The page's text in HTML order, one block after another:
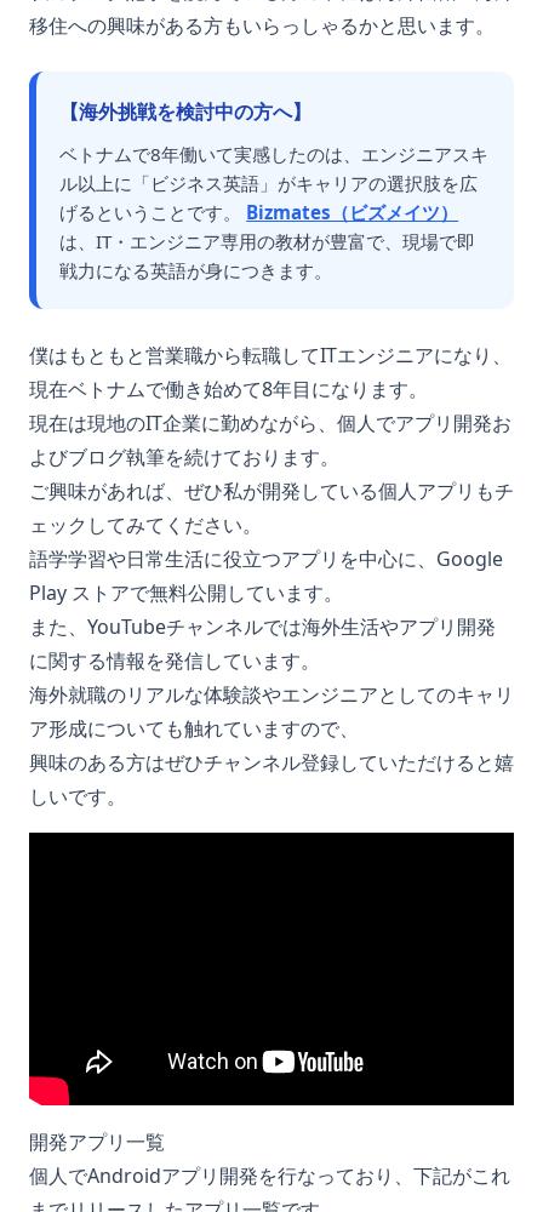
移住への興味がある方もいらっしゃるかと思います。
【海外挑戦を検討中の方へ】
ベトナムで8年働いて実感したのは、エンジニアスキ
ル以上に「ビジネス英語」がキャリアの選択肢を広
げるということです。 Bizmates（ビズメイツ）
は、IT・エンジニア専用の教材が豊富で、現場で即
戦力になる英語が身につきます。
僕はもともと営業職から転職してITエンジニアになり、
現在ベトナムで働き始めて8年目になります。
現在は現地のIT企業に勤めながら、個人でアプリ開発お
よびブログ執筆を続けております。
ご興味があれば、ぜひ私が開発している個人アプリもチ
ェックしてみてください。
語学学習や日常生活に役立つアプリを中心に、Google
Play ストアで無料公開しています。
また、YouTubeチャンネルでは海外生活やアプリ開発
に関する情報を発信しています。
海外就職のリアルな体験談やエンジニアとしてのキャリ
ア形成についても触れていますので、
興味のある方はぜひチャンネル登録していただけると嬉
しいです。
開発アプリ一覧
個人でAndroidアプリ開発を行なっており、下記がこれ